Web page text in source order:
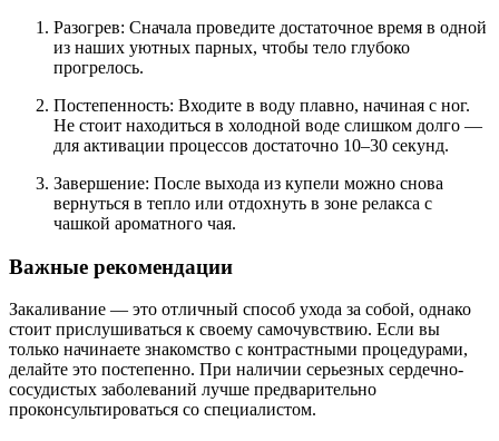
Разогрев: Сначала проведите достаточное время в одной
из наших уютных парных, чтобы тело глубоко
прогрелось.
Постепенность: Входите в воду плавно, начиная с ног.
Не стоит находиться в холодной воде слишком долго —
для активации процессов достаточно 10–30 секунд.
Завершение: После выхода из купели можно снова
вернуться в тепло или отдохнуть в зоне релакса с
чашкой ароматного чая.
Важные рекомендации
Закаливание — это отличный способ ухода за собой, однако
стоит прислушиваться к своему самочувствию. Если вы
только начинаете знакомство с контрастными процедурами,
делайте это постепенно. При наличии серьезных сердечно-
сосудистых заболеваний лучше предварительно
проконсультироваться со специалистом.